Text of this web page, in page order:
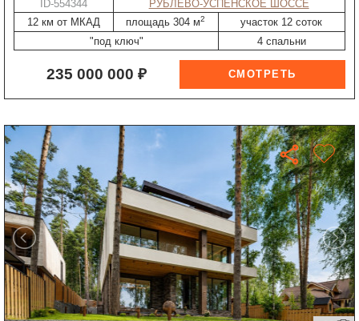
ID-554344
РУБЛЁВО-УСПЕНСКОЕ ШОССЕ
12 км от МКАД
площадь 304 м2
участок 12 соток
"под ключ"
4 спальни
235 000 000 ₽